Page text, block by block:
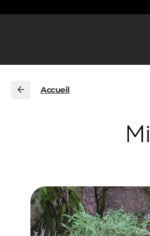
Accueil